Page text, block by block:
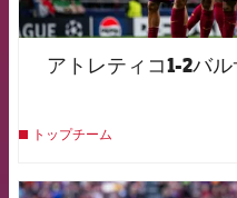
アトレティコ1-2バ
トップチーム